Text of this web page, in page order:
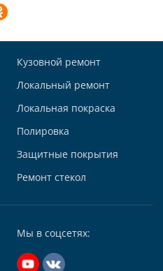
д. 14, стр. 3
Кузовной ремонт
Локальный ремонт
Локальная покраска
Полировка
Защитные покрытия
Ремонт стекол
Мы в соцсетях: